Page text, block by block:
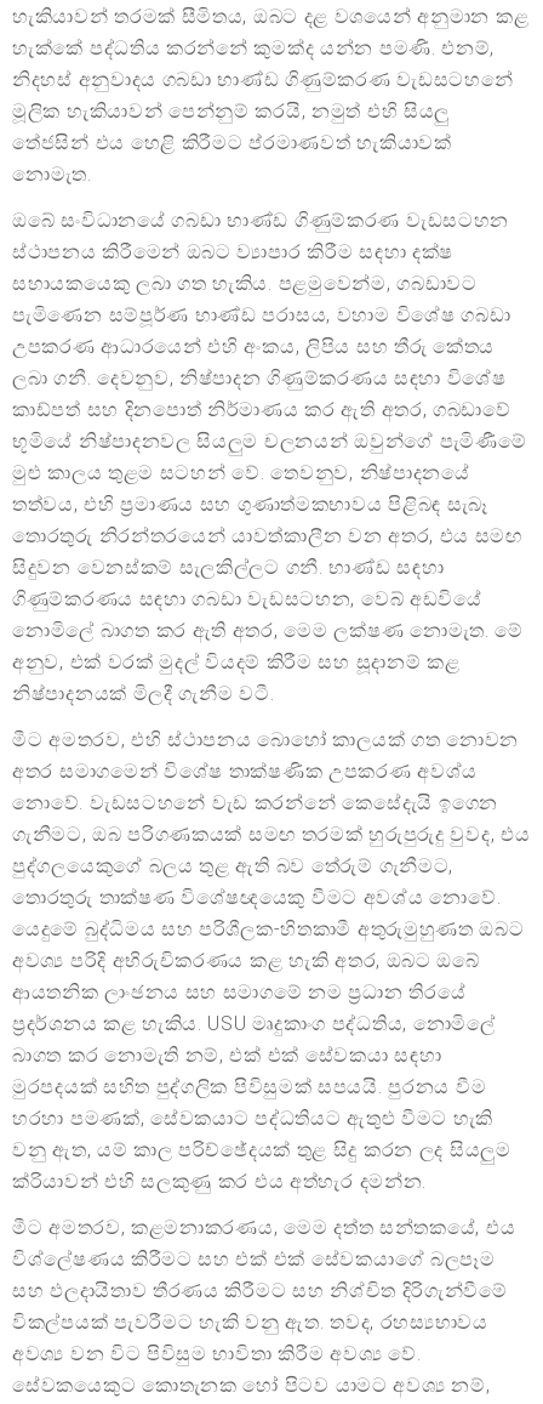
හැකියාවන් තරමක් සීමිතය, ඔබට දළ වශයෙන් අනුමාන කළ
හැක්කේ පද්ධතිය කරන්නේ කුමක්ද යන්න පමණි. එනම්,
නිදහස් අනුවාදය ගබඩා භාණ්ඩ ගිණුම්කරණ වැඩසටහනේ
මූලික හැකියාවන් පෙන්නුම් කරයි, නමුත් එහි සියලු
තේජසින් එය හෙළි කිරීමට ප්රමාණවත් හැකියාවක්
නොමැත.
ඔබේ සංවිධානයේ ගබඩා භාණ්ඩ ගිණුම්කරණ වැඩසටහන
ස්ථාපනය කිරීමෙන් ඔබට ව්‍යාපාර කිරීම සඳහා දක්ෂ
සහායකයෙකු ලබා ගත හැකිය. පළමුවෙන්ම, ගබඩාවට
පැමිණෙන සම්පූර්ණ භාණ්ඩ පරාසය, වහාම විශේෂ ගබඩා
උපකරණ ආධාරයෙන් එහි අංකය, ලිපිය සහ තීරු කේතය
ලබා ගනී. දෙවනුව, නිෂ්පාදන ගිණුම්කරණය සඳහා විශේෂ
කාඩ්පත් සහ දිනපොත් නිර්මාණය කර ඇති අතර, ගබඩාවේ
භූමියේ නිෂ්පාදනවල සියලුම චලනයන් ඔවුන්ගේ පැමිණීමේ
මුළු කාලය තුළම සටහන් වේ. තෙවනුව, නිෂ්පාදනයේ
තත්වය, එහි ප්‍රමාණය සහ ගුණාත්මකභාවය පිළිබඳ සැබෑ
තොරතුරු නිරන්තරයෙන් යාවත්කාලීන වන අතර, එය සමඟ
සිදුවන වෙනස්කම් සැලකිල්ලට ගනී. භාණ්ඩ සඳහා
ගිණුම්කරණය සඳහා ගබඩා වැඩසටහන, වෙබ් අඩවියේ
නොමිලේ බාගත කර ඇති අතර, මෙම ලක්ෂණ නොමැත. මේ
අනුව, එක් වරක් මුදල් වියදම් කිරීම සහ සූදානම් කළ
නිෂ්පාදනයක් මිලදී ගැනීම වටී.
මීට අමතරව, එහි ස්ථාපනය බොහෝ කාලයක් ගත නොවන
අතර සමාගමෙන් විශේෂ තාක්ෂණික උපකරණ අවශ්ය
නොවේ. වැඩසටහනේ වැඩ කරන්නේ කෙසේදැයි ඉගෙන
ගැනීමට, ඔබ පරිගණකයක් සමඟ තරමක් හුරුපුරුදු වුවද, එය
පුද්ගලයෙකුගේ බලය තුළ ඇති බව තේරුම් ගැනීමට,
තොරතුරු තාක්ෂණ විශේෂඥයෙකු වීමට අවශ්ය නොවේ.
යෙදුමේ බුද්ධිමය සහ පරිශීලක-හිතකාමී අතුරුමුහුණත ඔබට
අවශ්‍ය පරිදි අභිරුචිකරණය කළ හැකි අතර, ඔබට ඔබේ
ආයතනික ලාංඡනය සහ සමාගමේ නම ප්‍රධාන තිරයේ
ප්‍රදර්ශනය කළ හැකිය. USU මෘදුකාංග පද්ධතිය, නොමිලේ
බාගත කර නොමැති නම්, එක් එක් සේවකයා සඳහා
මුරපදයක් සහිත පුද්ගලික පිවිසුමක් සපයයි. පුරනය වීම
හරහා පමණක්, සේවකයාට පද්ධතියට ඇතුළු වීමට හැකි
වනු ඇත, යම් කාල පරිච්ඡේදයක් තුළ සිදු කරන ලද සියලුම
ක්රියාවන් එහි සලකුණු කර එය අත්හැර දමන්න.
මීට අමතරව, කළමනාකරණය, මෙම දත්ත සන්තකයේ, එය
විශ්ලේෂණය කිරීමට සහ එක් එක් සේවකයාගේ බලපෑම
සහ ඵලදායිතාව තීරණය කිරීමට සහ නිශ්චිත දිරිගැන්වීමේ
විකල්පයක් පැවරීමට හැකි වනු ඇත. තවද, රහස්‍යභාවය
අවශ්‍ය වන විට පිවිසුම භාවිතා කිරීම අවශ්‍ය වේ.
සේවකයෙකුට කොතැනක හෝ පිටව යාමට අවශ්‍ය නම්,